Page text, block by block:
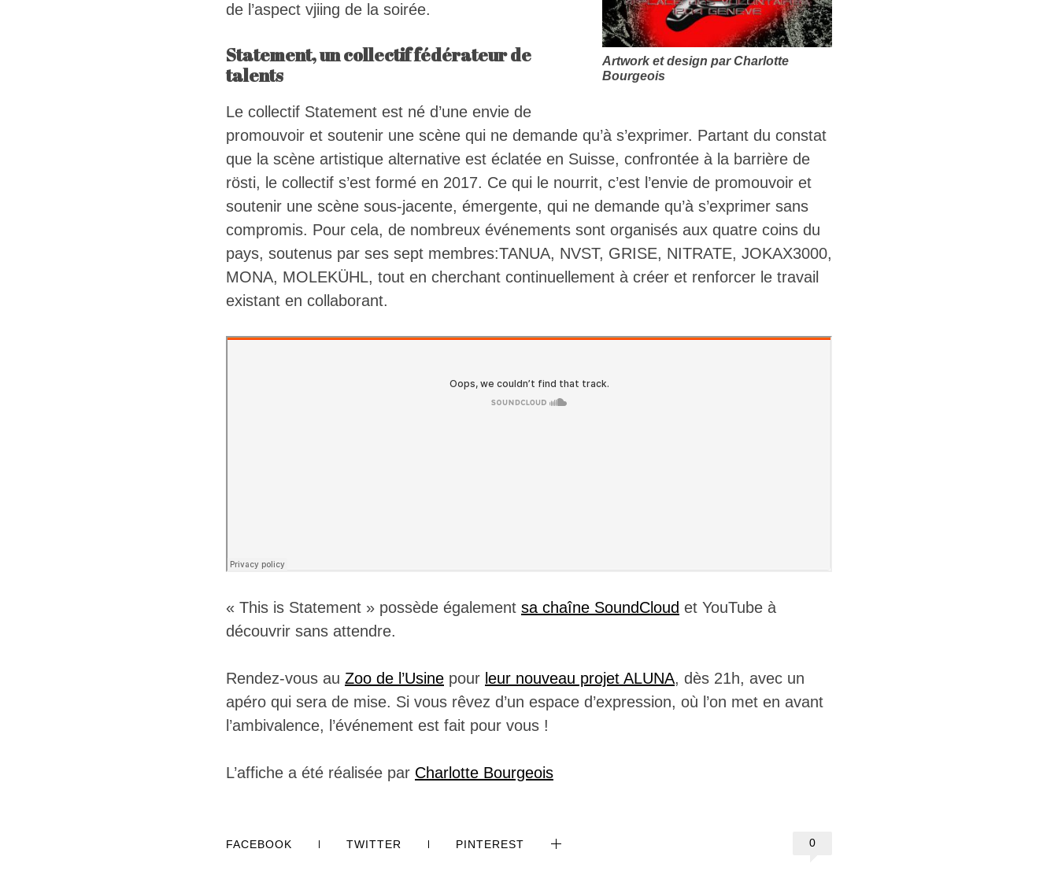
Artwork et design par Charlotte
Bourgeois
de l’aspect vjiing de la soirée.
Statement, un collectif fédérateur de
talents
Le collectif Statement est né d’une envie de
promouvoir et soutenir une scène qui ne demande qu’à s’exprimer. Partant du constat
que la scène artistique alternative est éclatée en Suisse, confrontée à la barrière de
rösti, le collectif s’est formé en 2017. Ce qui le nourrit, c’est l’envie de promouvoir et
soutenir une scène sous-jacente, émergente, qui ne demande qu’à s’exprimer sans
compromis. Pour cela, de nombreux événements sont organisés aux quatre coins du
pays, soutenus par ses sept membres:TANUA, NVST, GRISE, NITRATE, JOKAX3000,
MONA, MOLEKÜHL, tout en cherchant continuellement à créer et renforcer le travail
existant en collaborant.
« This is Statement » possède également sa chaîne SoundCloud et YouTube à
découvrir sans attendre.
Rendez-vous au Zoo de l’Usine pour leur nouveau projet ALUNA, dès 21h, avec un
apéro qui sera de mise. Si vous rêvez d’un espace d’expression, où l’on met en avant
l’ambivalence, l’événement est fait pour vous !
L’affiche a été réalisée par Charlotte Bourgeois
0
FACEBOOK TWITTER PINTEREST